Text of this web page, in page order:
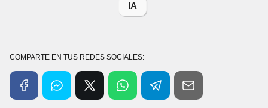
IA
COMPARTE EN TUS REDES SOCIALES: